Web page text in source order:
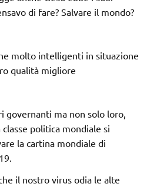
di fare? Salvare il mondo?
molto intelligenti in situazione
qualità migliore
governanti ma non solo loro,
politica mondiale si
la cartina mondiale di
il nostro virus odia le alte